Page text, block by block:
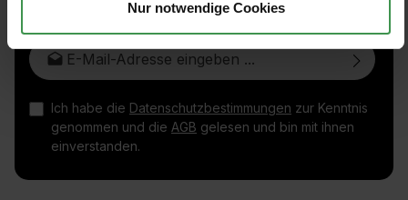
Nur notwendige Cookies
E-Mail-Adresse*
Ich habe die Datenschutzbestimmungen zur Kenntnis
genommen und die AGB gelesen und bin mit ihnen
einverstanden.